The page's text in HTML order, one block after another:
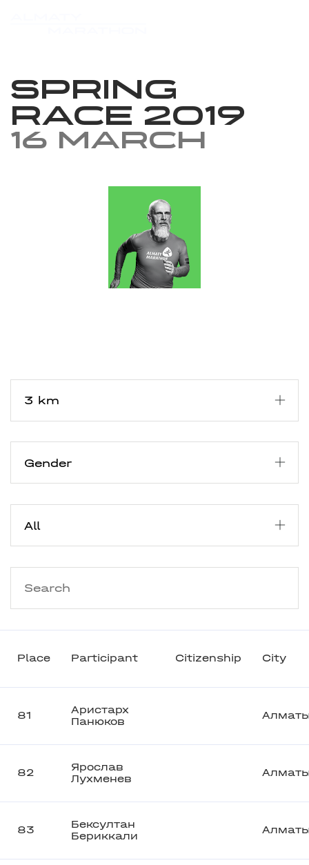
Spring
race 2019
16 March
Place Participant Citizenship City
81
Аристарх
Панюков
82
Ярослав
Лухменев
83
Бексултан
Бериккали